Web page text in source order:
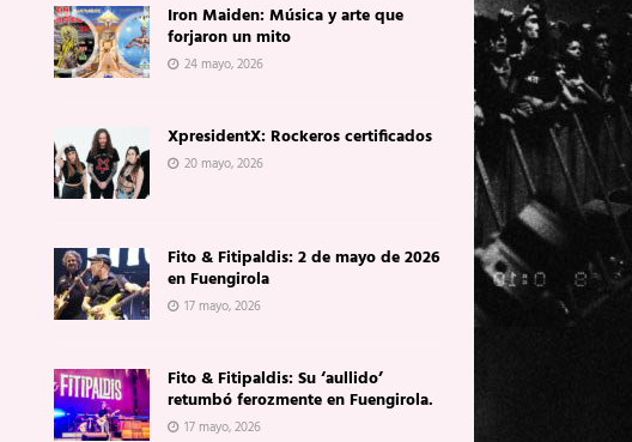
Iron Maiden: Música y arte que
forjaron un mito
24 mayo, 2026
XpresidentX: Rockeros certificados
20 mayo, 2026
Fito & Fitipaldis: 2 de mayo de 2026
en Fuengirola
17 mayo, 2026
Fito & Fitipaldis: Su ‘aullido’
retumbó ferozmente en Fuengirola.
17 mayo, 2026